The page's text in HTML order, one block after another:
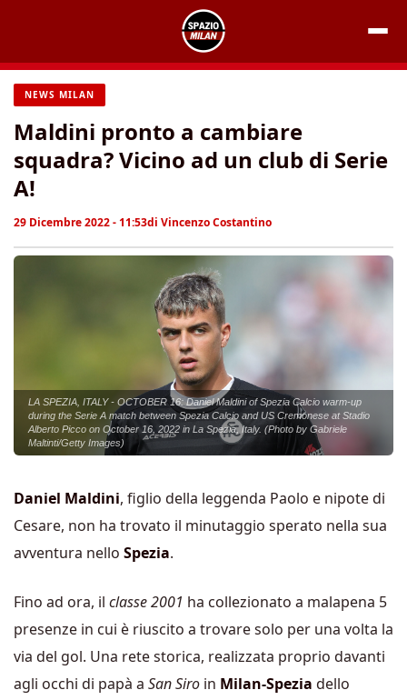
contenuto
NEWS MILAN
Maldini pronto a cambiare
squadra? Vicino ad un club di Serie
A!
29 Dicembre 2022 - 11:53di Vincenzo Costantino
LA SPEZIA, ITALY - OCTOBER 16: Daniel Maldini of Spezia Calcio warm-up
during the Serie A match between Spezia Calcio and US Cremonese at Stadio
Alberto Picco on October 16, 2022 in La Spezia, Italy. (Photo by Gabriele
Maltinti/Getty Images)
Daniel Maldini, figlio della leggenda Paolo e nipote di
Cesare, non ha trovato il minutaggio sperato nella sua
avventura nello Spezia.
Fino ad ora, il classe 2001 ha collezionato a malapena 5
presenze in cui è riuscito a trovare solo per una volta la
via del gol. Una rete storica, realizzata proprio davanti
agli occhi di papà a San Siro in Milan-Spezia dello